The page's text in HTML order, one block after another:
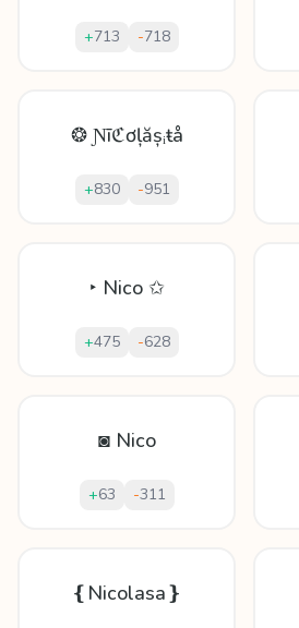
+713 -718
❂ Ɲīℭơļășᵢŧå
+830 -951
‣ Nico ✩
+475 -628
◙ Nico
+63 -311
❴Nicolasa❵